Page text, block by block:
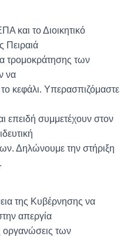
και το Διοικητικό
Πειραιά
τρομοκράτησης των
να
κεφάλι. Υπερασπιζόμαστε
επειδή συμμετέχουν στον
Δηλώνουμε την στήριξη
της Κυβέρνησης να
απεργία
οργανώσεις των